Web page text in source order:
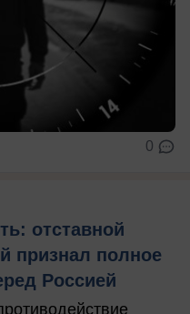
0
отставной
признал полное
Россией